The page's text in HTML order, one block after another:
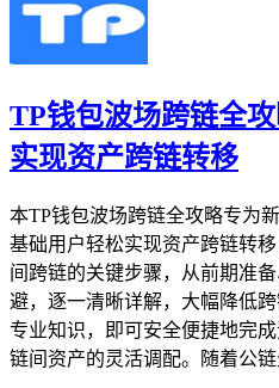
TP钱包波场跨链全
实现资产跨链转移
本TP钱包波场跨链全攻略专为
基础用户轻松实现资产跨链转
间跨链的关键步骤，从前期准
避，逐一清晰详解，大幅降低
专业知识，即可安全便捷地完
链间资产的灵活调配。随着公